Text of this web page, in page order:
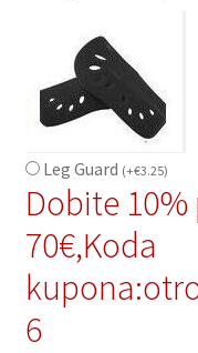
Leg Guard (+€3.25)
Dobite
70€,Koda
6